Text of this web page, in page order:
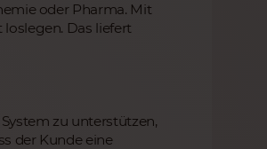
oder Pharma. Mit
Das liefert
zu unterstützen,
der Kunde eine